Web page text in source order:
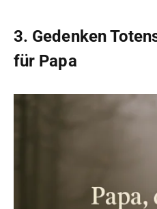
3. Gedenken
für Papa